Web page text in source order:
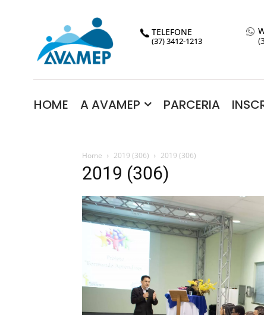
TELEFONE
(37) 3412-1213
HOME A AVAMEP PARCERIA
Home 2019 (306) 2019 (306)
2019 (306)